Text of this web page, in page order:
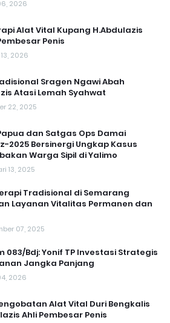
2026
Alat Vital Kupang H.Abdulazis
Penis
2026
Sragen Ngawi Abah
Atasi Lemah Syahwat
22, 2025
dan Satgas Ops Damai
2025 Bersinergi Ungkap Kasus
Warga Sipil di Yalimo
13, 2025
Tradisional di Semarang
Layanan Vitalitas Permanen dan
07, 2025
083/Bdj: Yonif TP Investasi Strategis
Jangka Panjang
2026
Alat Vital Duri Bengkalis
Ahli Pembesar Penis